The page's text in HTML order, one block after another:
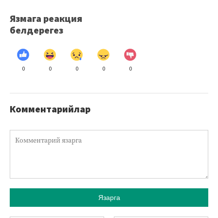
Язмага реакция
белдерегез
0 0 0 0 0
Комментарийлар
Язарга